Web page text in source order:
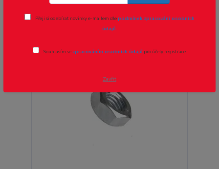
Přeji si odebírat novinky e-mailem dlepodmínek zpracování osobních
údajů.
Souhlasím se zpracováním osobních údajů pro účely registrace.
Zavřít